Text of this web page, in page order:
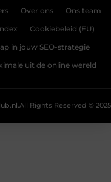
Over ons Ons team
Cookiebeleid (EU)
in jouw SEO-strategie
uit de online wereld
All Rights Reserved © 2025